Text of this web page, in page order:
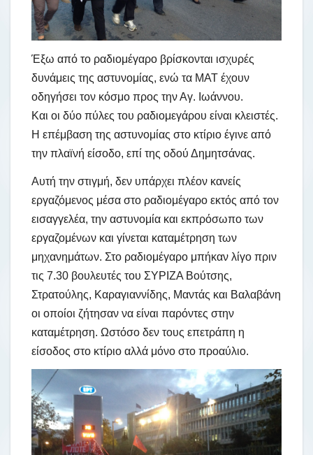
Έξω από το ραδιομέγαρο βρίσκονται ισχυρές
δυνάμεις της αστυνομίας, ενώ τα ΜΑΤ έχουν
οδηγήσει τον κόσμο προς την Αγ. Ιωάννου.
Και οι δύο πύλες του ραδιομεγάρου είναι κλειστές.
Η επέμβαση της αστυνομίας στο κτίριο έγινε από
την πλαϊνή είσοδο, επί της οδού Δημητσάνας.
Αυτή την στιγμή, δεν υπάρχει πλέον κανείς
εργαζόμενος μέσα στο ραδιομέγαρο εκτός από τον
εισαγγελέα, την αστυνομία και εκπρόσωπο των
εργαζομένων και γίνεται καταμέτρηση των
μηχανημάτων. Στο ραδιομέγαρο μπήκαν λίγο πριν
τις 7.30 βουλευτές του ΣΥΡΙΖΑ Βούτσης,
Στρατούλης, Καραγιαννίδης, Μαντάς και Βαλαβάνη
οι οποίοι ζήτησαν να είναι παρόντες στην
καταμέτρηση. Ωστόσο δεν τους επετράπη η
είσοδος στο κτίριο αλλά μόνο στο προαύλιο.